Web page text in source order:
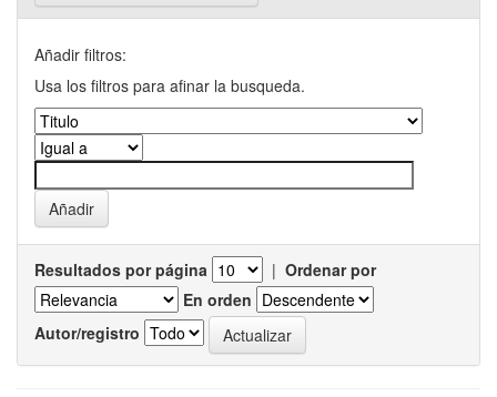
Añadir filtros:
Usa los filtros para afinar la busqueda.
Resultados por página | Ordenar por
En orden
Autor/registro